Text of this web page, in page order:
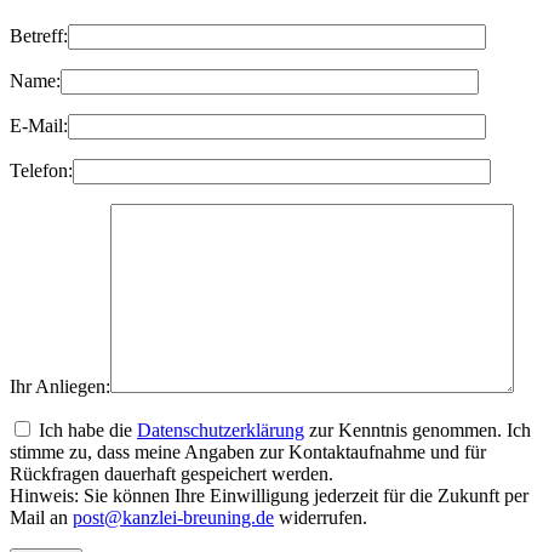
Betreff:
Name:
E-Mail:
Telefon:
Ihr Anliegen:
Ich habe die Datenschutzerklärung zur Kenntnis genommen. Ich
stimme zu, dass meine Angaben zur Kontaktaufnahme und für
Rückfragen dauerhaft gespeichert werden.
Hinweis: Sie können Ihre Einwilligung jederzeit für die Zukunft per
Mail an post@kanzlei-breuning.de widerrufen.